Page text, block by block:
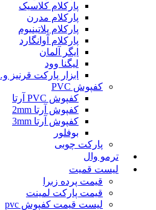
پارکلام کلاسیک
پارکلام مدرن
پارکلام پلاتینیوم
پارکلام آوانگارد
ایگر آلمان
لیگنا وود
ابزار پارکت قرنیز و…
کفپوش PVC
کفپوش PVC آرتا
کفپوش آرتا 2mm
کفپوش آرتا 3mm
بوفلور
پارکت چوبی
ترمو وال
لیست قمیت
قیمت پرده زبرا
قیمت پارکت لمینت
لیست قیمت کفپوش pvc